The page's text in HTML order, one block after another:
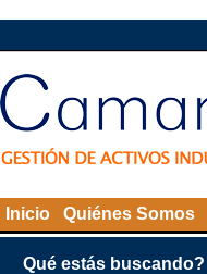
Inicio Quiénes Somos
Qué estás buscando?